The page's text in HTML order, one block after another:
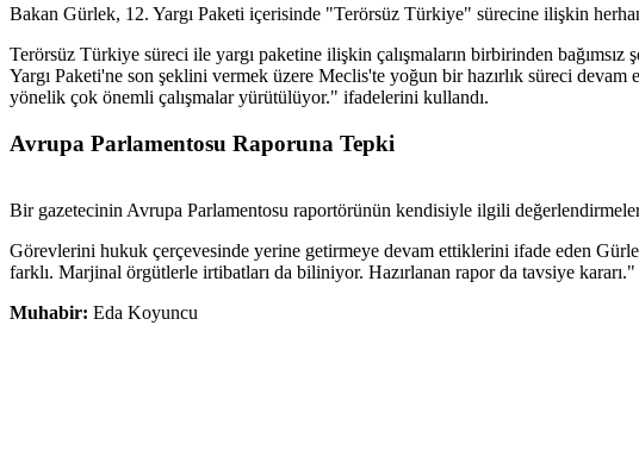
Bakan Gürlek, 12. Yargı Paketi içerisinde "Terörsüz Türkiye" sürecine ilişkin
Terörsüz Türkiye süreci ile yargı paketine ilişkin çalışmaların birbirinden
Yargı Paketi'ne son şeklini vermek üzere Meclis'te yoğun bir hazırlık süreci
yönelik çok önemli çalışmalar yürütülüyor." ifadelerini kullandı.
Avrupa Parlamentosu Raporuna Tepki
Bir gazetecinin Avrupa Parlamentosu raportörünün kendisiyle ilgili
Görevlerini hukuk çerçevesinde yerine getirmeye devam ettiklerini ifade eden
farklı. Marjinal örgütlerle irtibatları da biliniyor. Hazırlanan rapor da tavsiye
Muhabir: Eda Koyuncu